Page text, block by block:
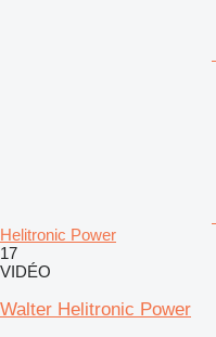
Helitronic Power
17
VIDÉO
Walter Helitronic Power